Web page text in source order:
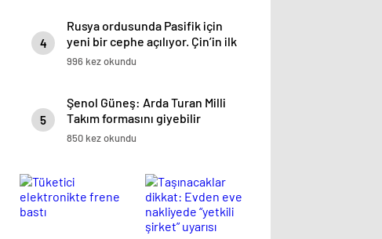
4
Rusya ordusunda Pasifik için
yeni bir cephe açılıyor. Çin’in ilk
tepkisi!
996 kez okundu
5
Şenol Güneş: Arda Turan Milli
Takım formasını giyebilir
850 kez okundu